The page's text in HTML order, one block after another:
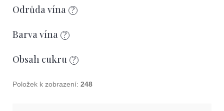
u
k
ů
Odrůda vína ?
Barva vína ?
Obsah cukru ?
Položek k zobrazení: 248